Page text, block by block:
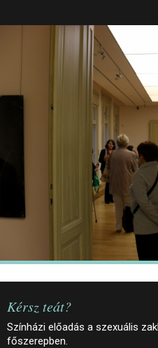
PALOTASÉTÁK
Kérsz teát?
Színházi előadás a szexuális
főszerepben.